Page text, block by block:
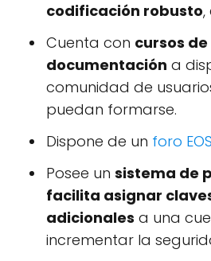
codificación robusto,
Cuenta con cursos
documentación a
comunidad de
puedan formarse.
Dispone de un foro EOS
Posee un sistema de
facilita asignar
adicionales a una
incrementar la